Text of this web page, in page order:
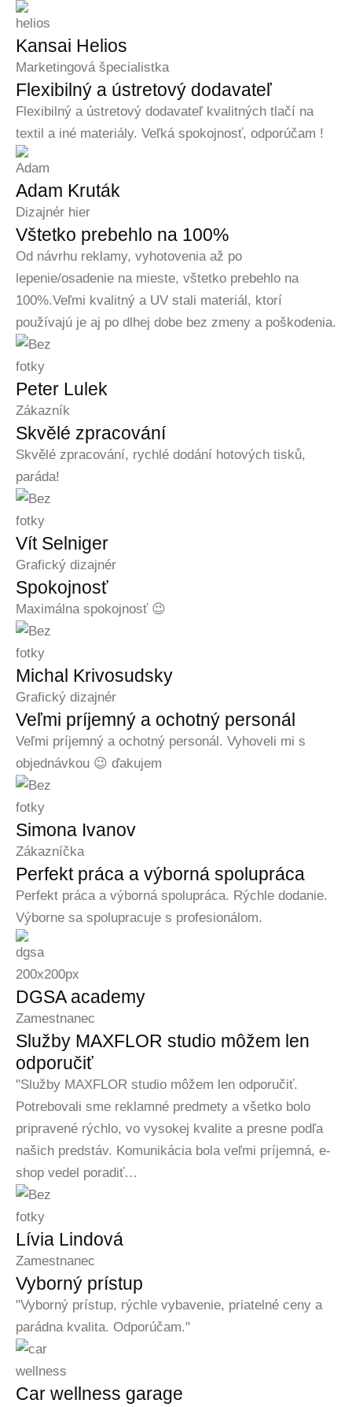
Kansai Helios
Marketingová špecialistka
Flexibilný a ústretový dodavateľ
Flexibilný a ústretový dodavateľ kvalitných tlačí na
textil a iné materiály. Veľká spokojnosť, odporúčam !
Adam Kruták
Dizajnér hier
Vštetko prebehlo na 100%
Od návrhu reklamy, vyhotovenia až po
lepenie/osadenie na mieste, vštetko prebehlo na
100%.Veľmi kvalitný a UV stali materiál, ktorí
používajú je aj po dlhej dobe bez zmeny a poškodenia.
Peter Lulek
Zákazník
Skvělé zpracování
Skvělé zpracování, rychlé dodání hotových tisků,
paráda!
Vít Selniger
Grafický dizajnér
Spokojnosť
Maximálna spokojnosť 😉
Michal Krivosudsky
Grafický dizajnér
Veľmi príjemný a ochotný personál
Veľmi príjemný a ochotný personál. Vyhoveli mi s
objednávkou 😉 ďakujem
Simona Ivanov
Zákazníčka
Perfekt práca a výborná spolupráca
Perfekt práca a výborná spolupráca. Rýchle dodanie.
Výborne sa spolupracuje s profesionálom.
DGSA academy
Zamestnanec
Služby MAXFLOR studio môžem len
odporučiť
"Služby MAXFLOR studio môžem len odporučiť.
Potrebovali sme reklamné predmety a všetko bolo
pripravené rýchlo, vo vysokej kvalite a presne podľa
našich predstáv. Komunikácia bola veľmi príjemná, e-
shop vedel poradiť…
Lívia Lindová
Zamestnanec
Vyborný prístup
"Vyborný prístup, rýchle vybavenie, priatelné ceny a
parádna kvalita. Odporúčam."
Car wellness garage